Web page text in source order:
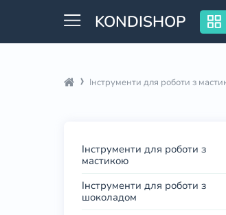
KONDISHOP
Інструменти для роботи з
Інструменти для роботи з
мастикою
Інструменти для роботи з
шоколадом